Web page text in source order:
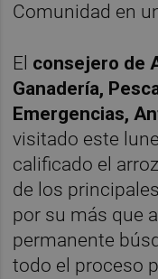
Comunidad en
El consejero de
Ganadería,
Emergencias,
visitado este
calificado el
de los
por su más que
permanente
todo el proceso